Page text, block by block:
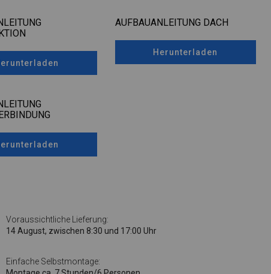
AUFBAUANLEITUNG DACH
Herunterladen
Voraussichtliche Lieferung:
14 August, zwischen 8:30 und 17:00 Uhr
Einfache Selbstmontage: